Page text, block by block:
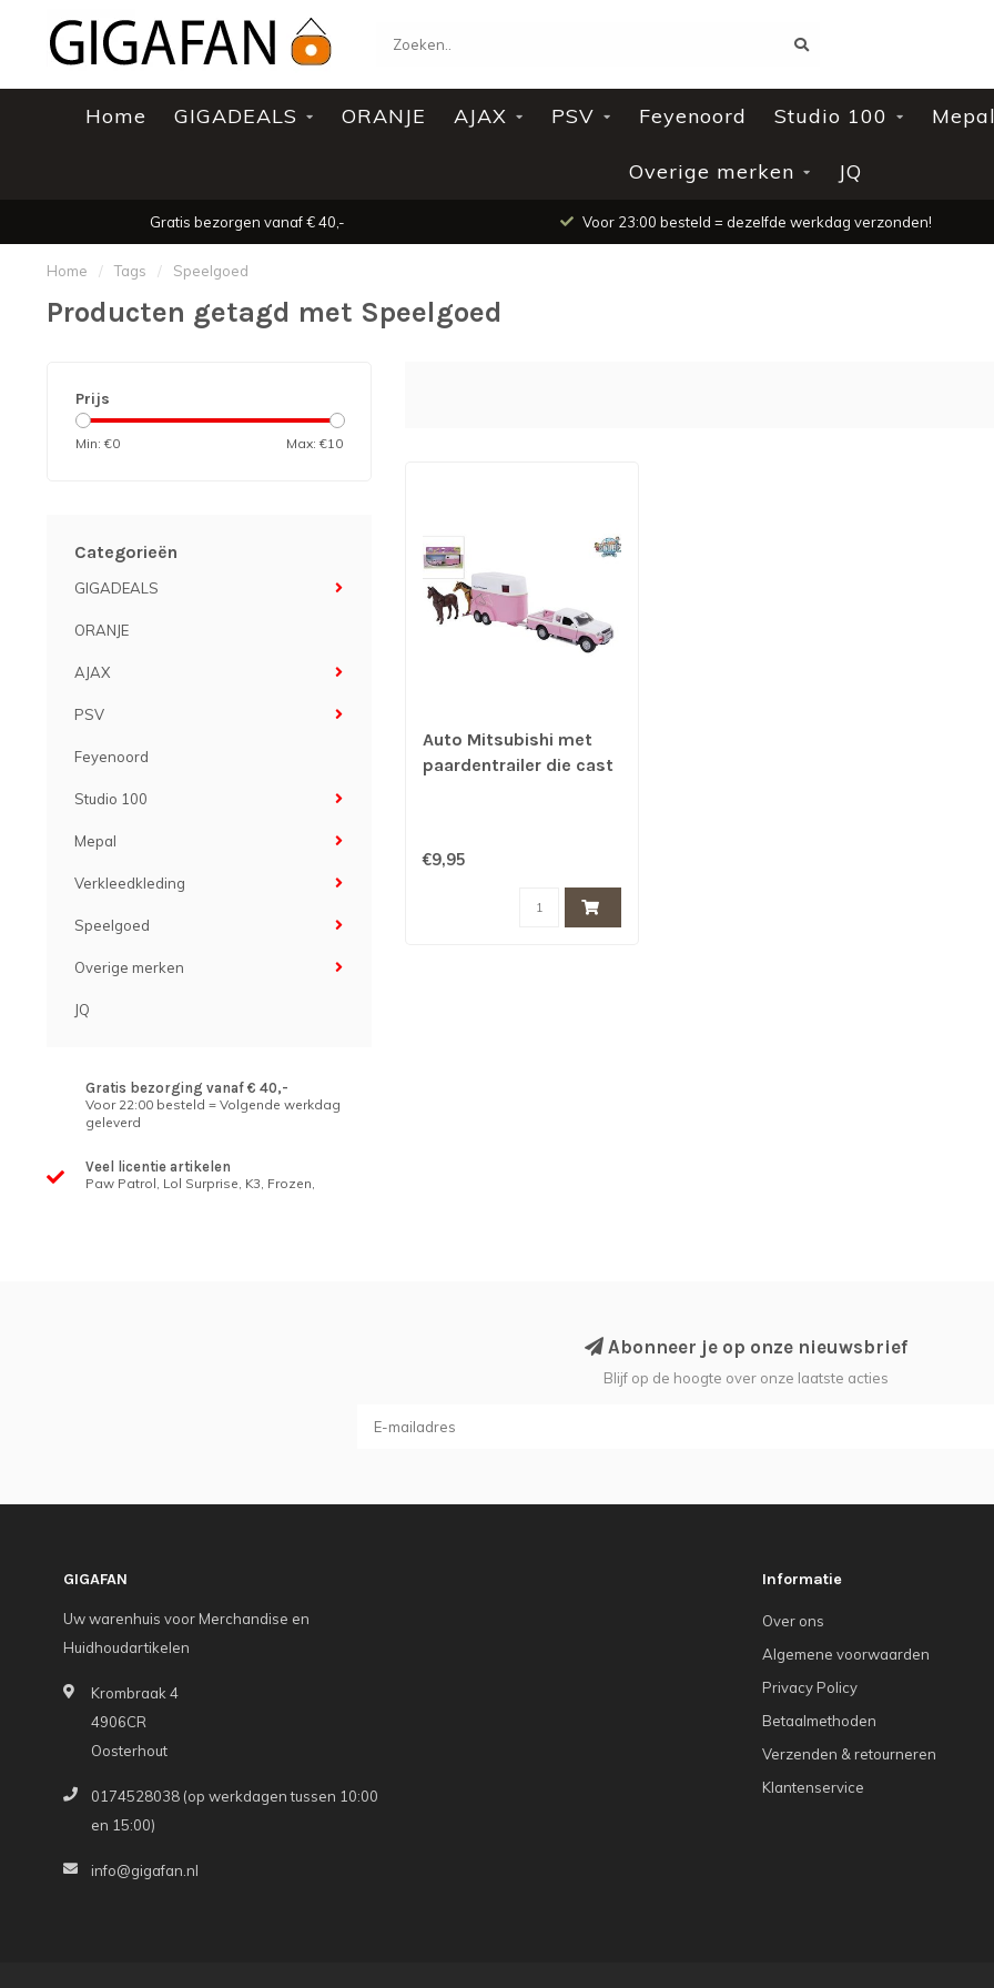
Home GIGADEALS ORANJE AJAX PSV Feyenoord Studio 100 Mepal
Overige merken JQ
Gratis bezorgen vanaf € 40,- Voor 23:00 besteld = dezelfde werkdag verzonden!
Home / Tags / Speelgoed
Producten getagd met Speelgoed
Prijs
Min: €0 Max: €10
Categorieën
GIGADEALS
ORANJE
AJAX
PSV
Feyenoord
Studio 100
Mepal
Verkleedkleding
Speelgoed
Overige merken
JQ
Gratis bezorging vanaf € 40,-
Voor 22:00 besteld = Volgende werkdag
geleverd
Veel licentie artikelen
Paw Patrol, Lol Surprise, K3, Frozen,
Auto Mitsubishi met
paardentrailer die cast
€9,95
Abonneer je op onze nieuwsbrief
Blijf op de hoogte over onze laatste acties
GIGAFAN
Uw warenhuis voor Merchandise en
Huidhoudartikelen
Krombraak 4
4906CR
Oosterhout
0174528038 (op werkdagen tussen 10:00
en 15:00)
info@gigafan.nl
Informatie
Over ons
Algemene voorwaarden
Privacy Policy
Betaalmethoden
Verzenden & retourneren
Klantenservice